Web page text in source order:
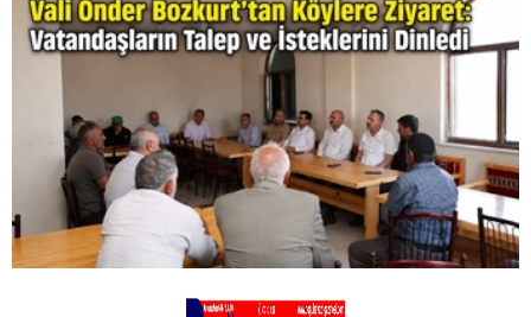
VALİ ÖNDER BOZKURT’TAN KÖYLERE ZİYARET: